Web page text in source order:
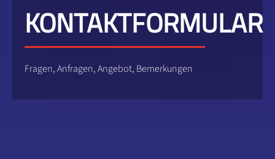
KONTAKTFORMULAR
Fragen, Anfragen, Angebot, Bemerkungen